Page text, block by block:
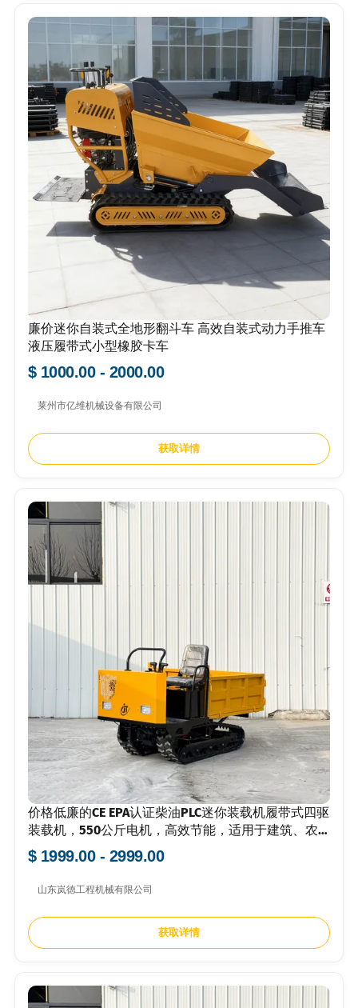
廉价迷你自装式全地形翻斗车 高效自装式动力手推车
液压履带式小型橡胶卡车
$ 1000.00 - 2000.00
莱州市亿维机械设备有限公司
获取详情
价格低廉的CE EPA认证柴油PLC迷你装载机履带式四驱
装载机，550公斤电机，高效节能，适用于建筑、农
业和运输。
$ 1999.00 - 2999.00
山东岚徳工程机械有限公司
获取详情